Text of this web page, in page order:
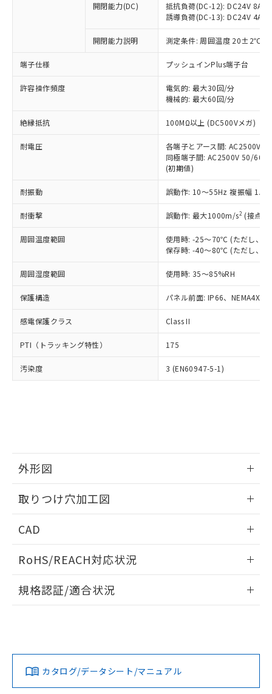
開閉能力(DC)
抵抗負荷(DC-12): DC24V 8A/
誘導負荷(DC-13): DC24V 4A/
開閉能力説明 測定条件: 周囲温度 20±2℃、
端子仕様 プッシュインPlus端子台
許容操作頻度
電気的: 最大30回/分
機械的: 最大60回/分
絶縁抵抗 100MΩ以上 (DC500Vメガ)
耐電圧
各端子とアース間: AC2500V
同極端子間: AC2500V 50/
(初期値)
耐振動 誤動作: 10～55Hz 複振幅
耐衝撃 誤動作: 最大1000m/s2 (接点
周囲温度範囲
使用時: -25～70℃ (ただし、氷
保存時: -40～80℃ (ただし、氷
周囲湿度範囲 使用時: 35～85%RH
保護構造 パネル前面: IP66、NEMA4X,
感電保護クラス Class II
PTI（トラッキング特性） 175
汚染度 3 (EN60947-5-1)
外形図
取りつけ穴加工図
CAD
ドすることができます。
ログイン/会員登録
ダウンロードデータをご利用いただく前に、以下を必ずお読
みください。
ソフトウェアの使用条件
RoHS/REACH対応状況
EU RoHS 注意事項・凡例
対応済み
規格認証/適合状況
カタログ/データシート/マニュアル
以下の条件をお読みいただき、同意のうえ
ご利用ください。
本サービスは、当社制御機器事業取扱
商品の当社在庫状況および標準価格
(税抜)を提供させていただくもので
当社制御機器事業取扱商品の中には、
本サービスの対象外となる商品もある
ことをご了承ください。
在庫状況および標準価格照会結果は、
記載している更新日時点での社内デー
タに基づき作成されるものであり、閲
覧された時点での実際の在庫および標
準価格とは異なる場合があることをご
正式な納期状況および標準価格はお客
様のお取引先、またはお客様担当のオ
ムロン制御機器販売店・当社販売員に
オムロン制御機器販売店や当社販売拠
販売ネットワーク
」をご確認
在庫状況および標準価格結果を当社の
事前の承諾なく第三者に漏洩または開
示しないようお願いします。
マイパーツ機能（部品リスト作成サー
ビス）をご利用いただくには、I-Web
品・サービスに関するお客様との取
の共同利用に関して"
用者の範囲」に記載されている法人を
対応予定なし：EU RoHS指令（10物質）の
非含有に非対応の商品で、対応品を出す予
調査・確認中：EU RoHS指令（10物質）の
非含有の対応状況を調査中または確認中の
商品です。
非該当品：ライセンス料など無形物で、有
害物質有無と関係のない商品です。
仕入先様の事情により、非含有部品として
いたものが、含有品と判明した場合などや
むを得ず変更することがあります。
鉛(Pb) 1000ppm以下、 水銀(Hg) 1000ppm以下、 カド
六価クロム(Cr(Ⅵ)) 1000ppm以下、ポリ臭化ビフェニル
類(PBB) 1000ppm以下、ポリ臭化ジフェニルエーテル類
ルベンジル（BBP） 1000ppm以下、フタル酸ジブチル
（DBP） 1000ppm以下、フタル酸ジイソブチル
但し、RoHS指令で産業用監視および制御機器に対する
適用除外項目は除く。
フタル酸エステル類の４物質については閾値を超える意
図的な使用がないことを確認しています。
部品在庫の切り替え状況などにより、予定
月が前後することがあります。
EU RoHS指令（10物質）の非含有証明書
51物質の非含有証明書（当社基準）
※本証明書は発行日時点で非含有を証明す
物質の対応では、対応完了までの期間は出
荷製品に未対応品が混在することから備考
欄に対応日を記載しておりました。
既に当社にて対応品への在庫切替を完了
「○」：最大均質材料含有率が中国RoHSの
基準値以下であることを示します。
「×」：最大均質材料含有率が中国RoHSの
基準値を超えていることを示します。
「－」：未確認です。当社販売部門へお問
*中国RoHS10物質の基準値 (GB/T26572)：
Pb(鉛) :1000ppm、 Hg(水銀) : 1000ppm、 Cd(カドミウ
Cr(Ⅵ)(六価クロム) : 1000ppm、 PBBs(ポリ臭化ビフェ
ニル類) : 1000ppm、 PBDEs(ポリ臭化ジフェニルエーテ
ル類) : 1000ppm、
DBP(フタル酸ジブチル) : 1000ppm、 DIBP(フタル酸ジ
イソブチル) : 1000ppm、 BBP(フタル酸ブチルベンジ
DEHP(フタル酸ビス(2-エチルヘキシル)) : 1000ppm
「ｅ」：有害物質（10物質）のすべてが基
準値以下であることを示します。
「10」：通常の使用状況下において有害物
質が外部に漏えいし、環境に深刻な影響を
及ぼさない年数を意味します。
当社は、これら貴社製品のうち、外国
為替および外国貿易法に定める商品
（以下｢規制貨物等」という）を輸出
または国外への提供する場合は、日本
国政府の輸出許可(または役務取引許
可)を取得するなどの必要な手続きを
当社は規制貨物を破棄する場合は、完
全に破砕するなど、違法に輸出されな
いよう必要な手段を講じます。
当社は貴社製品を、核兵器、ミサイ
ル、化学兵器、生物兵器またはその他
武器並びにこれらの製造装置等に一切
当社は、貴社製品を第三者に販売する
場合は、上記1、2および3の内容を当
該第三者に通知します。また当社は、
販売先および販売に係わる関係者が違
法に輸出するおそれがある場合は、取
り引きをいたしません。
一定数以上の在庫あり
一定数には満たないが在庫あり
在庫なし(最新の在庫状況につ
いては、お客様のお取引先、ま
たはお客様担当のオムロン制御
機器販売店・当社販売員にご確
受注生産機種、また在庫状況の
情報を公開していない機種